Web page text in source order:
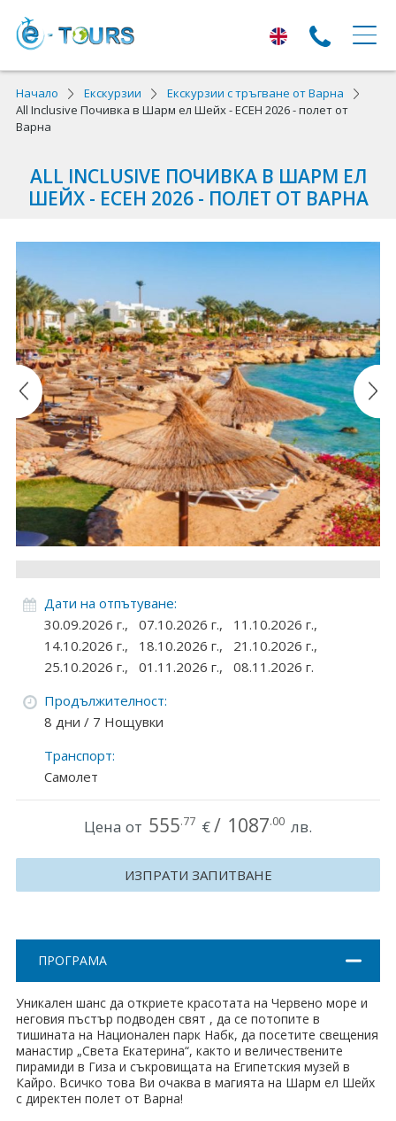
ЕКСКУРЗИИ
Екскурзии с тръгване от Варна
Екскурзии в Европа
Автобусни екскурзии
Самолетни екскурзии
ПОЧИВКИ
Почивки с тръгване от Варна
Лято 2026
Най-търсени оферти
Круизи
Уикенд програми
ДЕСТИНАЦИИ
Египет
България
Китай
Албания
Италия
Сърбия - E-Tours
Турция
Унгария
Испания
Начало Екскурзии
Екскурзии с тръгване от Варна
All Inclusive Почивка в Шарм ел Шейх - ЕСЕН 2026 - полет от
Варна
ALL INCLUSIVE ПОЧИВКА В ШАРМ ЕЛ
ШЕЙХ - ЕСЕН 2026 - ПОЛЕТ ОТ ВАРНА
Дати на отпътуване:
30.09.2026 г., 07.10.2026 г., 11.10.2026 г.,
14.10.2026 г., 18.10.2026 г., 21.10.2026 г.,
25.10.2026 г., 01.11.2026 г., 08.11.2026 г.
Продължителност:
8 дни / 7 Нощувки
Транспорт:
Самолет
Цена от 555.77 €/ 1087.00 лв.
ИЗПРАТИ ЗАПИТВАНЕ
ПРОГРАМА
Уникален шанс да откриете красотата на Червено море и
неговия пъстър подводен свят , да се потопите в
тишината на Национален парк Набк, да посетите свещения
манастир „Света Екатерина“, както и величествените
пирамиди в Гиза и съкровищата на Египетския музей в
Кайро. Всичко това Ви очаква в магията на Шарм ел Шейх
с директен полет от Варна!